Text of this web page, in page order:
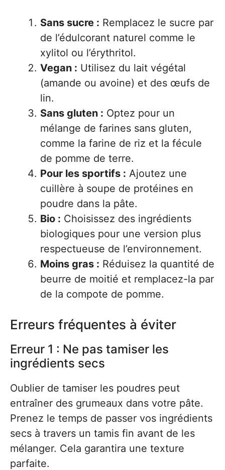
Sans sucre : Remplacez le sucre par
de l’édulcorant naturel comme le
xylitol ou l’érythritol.
Vegan : Utilisez du lait végétal
(amande ou avoine) et des œufs de
lin.
Sans gluten : Optez pour un
mélange de farines sans gluten,
comme la farine de riz et la fécule
de pomme de terre.
Pour les sportifs : Ajoutez une
cuillère à soupe de protéines en
poudre dans la pâte.
Bio : Choisissez des ingrédients
biologiques pour une version plus
respectueuse de l’environnement.
Moins gras : Réduisez la quantité de
beurre de moitié et remplacez-la par
de la compote de pomme.
Erreurs fréquentes à éviter
Erreur 1 : Ne pas tamiser les
ingrédients secs
Oublier de tamiser les poudres peut
entraîner des grumeaux dans votre pâte.
Prenez le temps de passer vos ingrédients
secs à travers un tamis fin avant de les
mélanger. Cela garantira une texture
parfaite.